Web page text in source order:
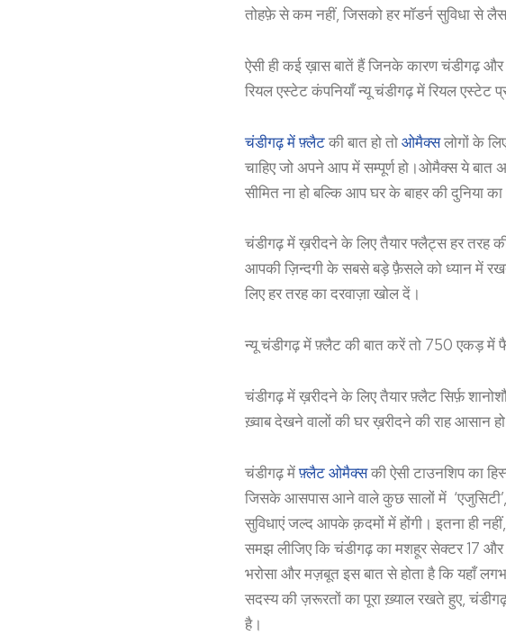
तोहफ़े से कम नहीं, जिसको हर मॉडर्न सुविधा से
ऐसी ही कई ख़ास बातें हैं जिनके कारण चंडीगढ़
रियल एस्टेट कंपनियाँ न्यू चंडीगढ़ में रियल
चंडीगढ़ में फ़्लैटकी बात हो तोओमैक्सलोगों के
चाहिए जो अपने आप में सम्पूर्ण हो।ओमैक्स ये बात
सीमित ना हो बल्कि आप घर के बाहर की दुनिया
चंडीगढ़ में ख़रीदने के लिए तैयार फ्लैट्स हर तरह
आपकी ज़िन्दगी के सबसे बड़े फ़ैसले को ध्यान में
लिए हर तरह का दरवाज़ा खोल दें।
न्यू चंडीगढ़ में फ़्लैट की बात करें तो 750 एकड़ में
चंडीगढ़ में ख़रीदने के लिए तैयार फ़्लैट सिर्फ़
ख़्वाब देखने वालों की घर ख़रीदने की राह आसान
चंडीगढ़ मेंफ़्लैट ओमैक्सकी ऐसी टाउनशिप का
जिसके आसपास आने वाले कुछ सालों में ‘एजुसिटी’,
सुविधाएं जल्द आपके क़दमों में होंगी। इतना ही
समझ लीजिए कि चंडीगढ़ का मशहूर सेक्टर 17 और
भरोसा और मज़बूत इस बात से होता है कि यहाँ
सदस्य की ज़रूरतों का पूरा ख़्याल रखते हुए,
है।